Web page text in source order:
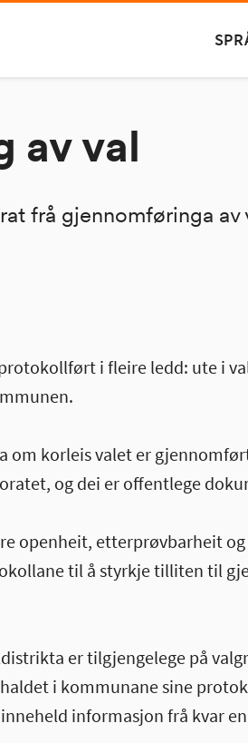
av val
frå gjennomføringa av
i fleire ledd: ute i
om korleis valet er
og dei er offentlege
openheit, etterprøvbarheit
til å styrkje tilliten til
er tilgjengelege på
i kommunane sine
informasjon frå kvar